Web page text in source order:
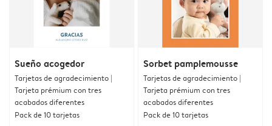
Sueño acogedor
Tarjetas de agradecimiento |
Tarjeta prémium con tres
acabados diferentes
Pack de 10 tarjetas
Sorbet pamplemousse
Tarjetas de agradecimiento |
Tarjeta prémium con tres
acabados diferentes
Pack de 10 tarjetas